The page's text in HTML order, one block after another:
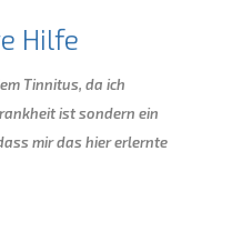
Hilfe
Tinnitus, da ich
ist sondern ein
mir das hier erlernte